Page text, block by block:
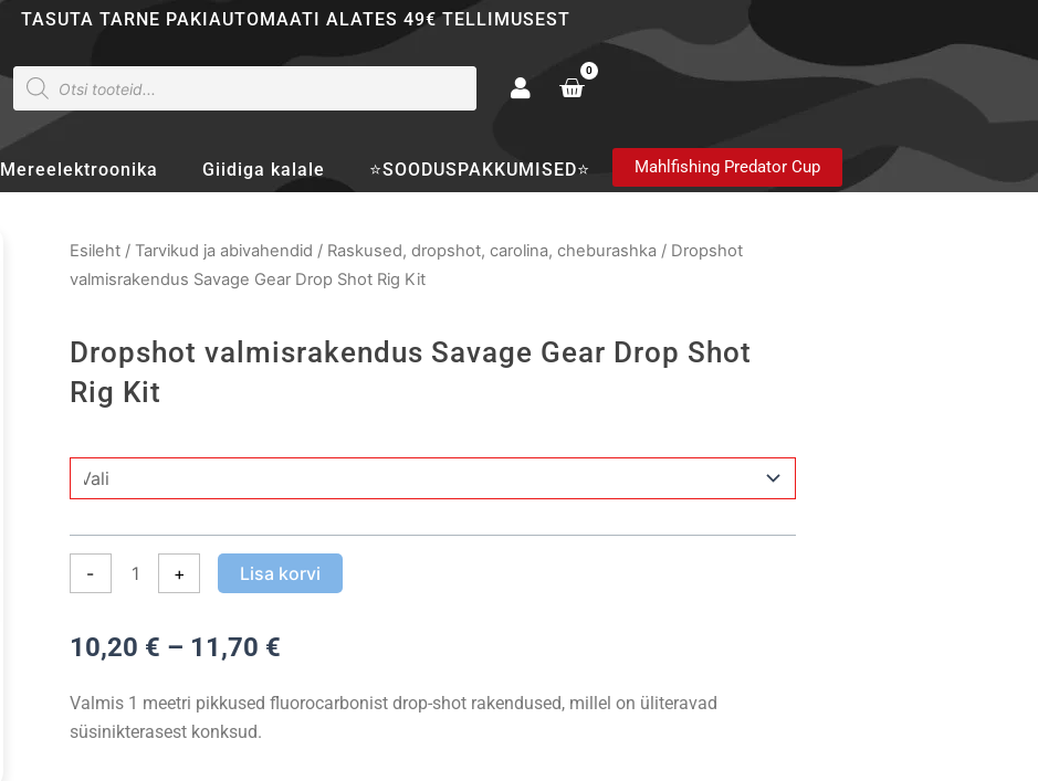
TASUTA TARNE PAKIAUTOMAATI ALATES 49€ TELLIMUSEST
Products
search
0
Cart
Mereelektroonika Giidiga kalale ⭐SOODUSPAKKUMISED⭐ Mahlfishing Predator Cup
Esileht/ Tarvikud ja abivahendid / Raskused, dropshot, carolina, cheburashka / Dropshot
valmisrakendus Savage Gear Drop Shot Rig Kit
Dropshot valmisrakendus Savage Gear Drop Shot
Rig Kit
-
Dropshot
valmisrakendus
Drop
Rig
Kit
kogus
+ Lisa korvi
10,20 € – 11,70 €Hinnavahemik:
kuni
Valmis 1 meetri pikkused fluorocarbonist drop-shot rakendused, millel on üliteravad
süsinikterasest konksud.